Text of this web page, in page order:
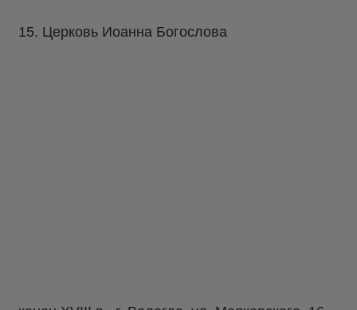
15. Церковь Иоанна Богослова